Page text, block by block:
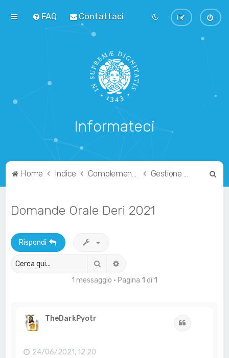
FAQ Contattaci
Informateci
Home Indice Complementari Gestione di Reti
Domande Orale Deri 2021
Rispondi
Cerca
1 messaggio • Pagina 1 di 1
TheDarkPyotr
24/06/2021, 12:20